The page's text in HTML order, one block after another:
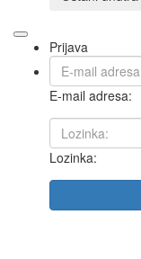
Prijava
E-mail adresa:
Lozinka: